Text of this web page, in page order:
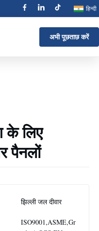
हिन्दी
अभी पूछताछ करें
के लिए
पैनलों
झिल्ली जल दीवार
ISO9001,ASME,Gr